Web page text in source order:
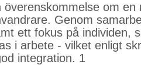
överenskommelse om en
Genom
ett fokus på individen,
i arbete - vilket enligt
integration. 1